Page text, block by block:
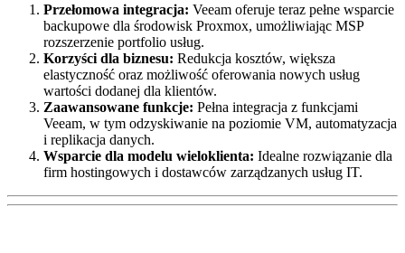
Przełomowa integracja: Veeam oferuje teraz pełne wsparcie
backupowe dla środowisk Proxmox, umożliwiając MSP
rozszerzenie portfolio usług.
Korzyści dla biznesu: Redukcja kosztów, większa
elastyczność oraz możliwość oferowania nowych usług
wartości dodanej dla klientów.
Zaawansowane funkcje: Pełna integracja z funkcjami
Veeam, w tym odzyskiwanie na poziomie VM, automatyzacja
i replikacja danych.
Wsparcie dla modelu wieloklienta: Idealne rozwiązanie dla
firm hostingowych i dostawców zarządzanych usług IT.